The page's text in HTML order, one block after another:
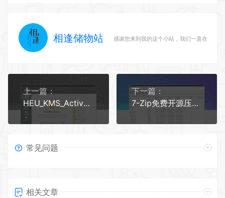
相逢储物站 感谢您来到我的这个小站，我们一直在路上
上一篇：
HEU_KMS_Activator_v24.6.3系统激活知彼而知己版本
下一篇：
7-Zip免费开源压缩包解压管理软件
常见问题
相关文章